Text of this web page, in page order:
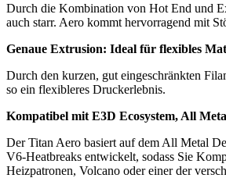
Durch die Kombination von Hot End und
auch starr. Aero kommt hervorragend mit
Genaue Extrusion: Ideal für flexibles
Durch den kurzen, gut eingeschränkten
so ein flexibleres Druckerlebnis.
Kompatibel mit E3D Ecosystem, All
Der Titan Aero basiert auf dem All Metal
V6-Heatbreaks entwickelt, sodass Sie
Heizpatronen, Volcano oder einer der